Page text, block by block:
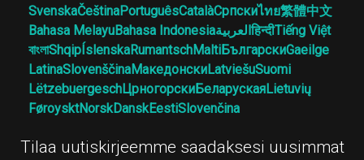
SvenskaČeštinaPortuguêsCatalàСрпскиไทย繁體中文
Bahasa MelayuBahasa Indonesiaالعربيةहिन्दीTiếng Việt
বাংলাShqipÍslenskaRumantschMaltiБългарскиGaeilge
LatinaSlovenščinaМакедонскиLatviešuSuomi
LëtzebuergeschЦрногорскиБеларускаяLietuvių
FøroysktNorskDanskEestiSlovenčina
Tilaa uutiskirjeemme saadaksesi uusimmat